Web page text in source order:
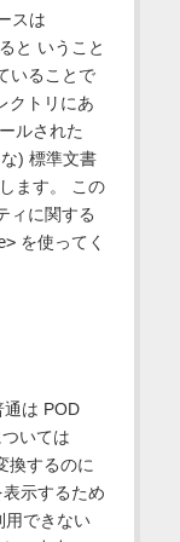
スは
と いうこと
いることで
クトリにあ
ルされた
) 標準文書
ます。 この
ィに関する
を使ってく
は POD
いては
換するのに
示するため
用できない